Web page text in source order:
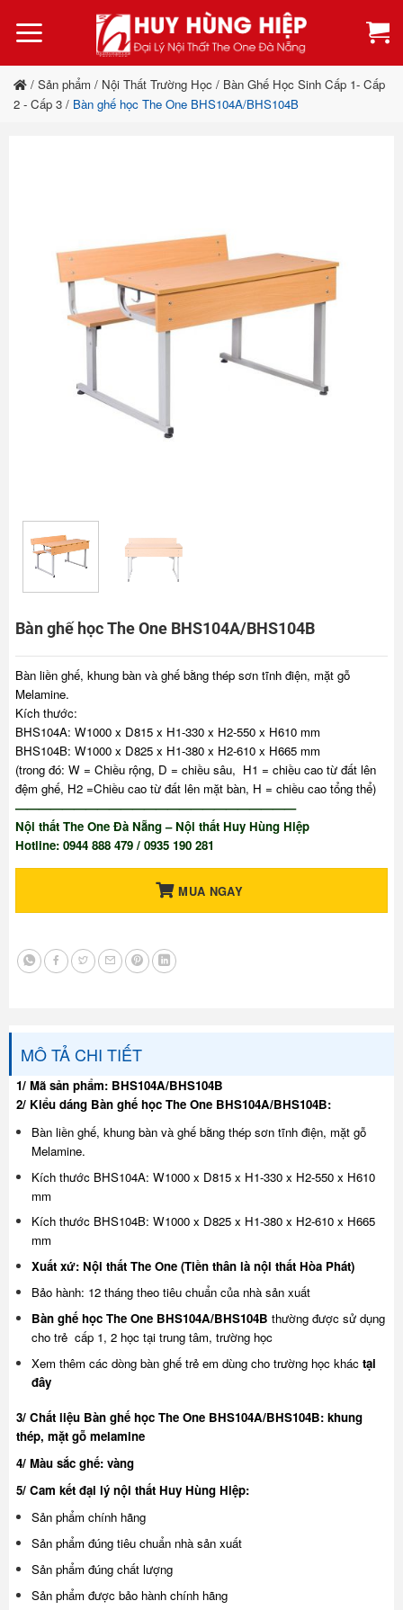
qua
dung
/ Sản phẩm / Nội Thất Trường Học / Bàn Ghế Học Sinh Cấp 1- Cấp
2 - Cấp 3 / Bàn ghế học The One BHS104A/BHS104B
Bàn ghế học The One BHS104A/BHS104B
Bàn liền ghế, khung bàn và ghế bằng thép sơn tĩnh điện, mặt gỗ
Melamine.
Kích thước:
BHS104A: W1000 x D815 x H1-330 x H2-550 x H610 mm
BHS104B: W1000 x D825 x H1-380 x H2-610 x H665 mm
(trong đó: W = Chiều rộng, D = chiều sâu, H1 = chiều cao từ đất lên
đệm ghế, H2 =Chiều cao từ đất lên mặt bàn, H = chiều cao tổng thể)
————————————————————————
Nội thất The One Đà Nẵng – Nội thất Huy Hùng Hiệp
Hotline: 0944 888 479 / 0935 190 281
MUA NGAY
MÔ TẢ CHI TIẾT
1/ Mã sản phẩm: BHS104A/BHS104B
2/ Kiểu dáng Bàn ghế học The One BHS104A/BHS104B:
Bàn liền ghế, khung bàn và ghế bằng thép sơn tĩnh điện, mặt gỗ
Melamine.
Kích thước BHS104A: W1000 x D815 x H1-330 x H2-550 x H610
mm
Kích thước BHS104B: W1000 x D825 x H1-380 x H2-610 x H665
mm
Xuất xứ: Nội thất The One (Tiền thân là nội thất Hòa Phát)
Bảo hành: 12 tháng theo tiêu chuẩn của nhà sản xuất
Bàn ghế học The One BHS104A/BHS104B thường được sử dụng
cho trẻ cấp 1, 2 học tại trung tâm, trường học
Xem thêm các dòng bàn ghế trẻ em dùng cho trường học khác tại
đây
3/ Chất liệu Bàn ghế học The One BHS104A/BHS104B: khung
thép, mặt gỗ melamine
4/ Màu sắc ghế: vàng
5/ Cam kết đại lý nội thất Huy Hùng Hiệp:
Sản phẩm chính hãng
Sản phẩm đúng tiêu chuẩn nhà sản xuất
Sản phẩm đúng chất lượng
Sản phẩm được bảo hành chính hãng